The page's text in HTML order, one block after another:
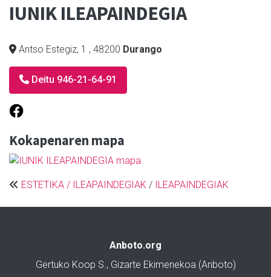
IUNIK ILEAPAINDEGIA
Antso Estegiz, 1 , 48200 Durango
Deitu 946-21-64-91
Kokapenaren mapa
ESTETIKA / ILEAPAINDEGIAK / ILEAPAINDEGIAK
Anboto.org
Gertuko Koop S., Gizarte Ekimenekoa (Anboto)